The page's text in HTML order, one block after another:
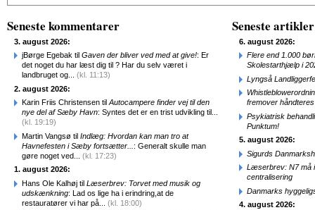
Seneste kommentarer
3. august 2026:
jBørge Egebak til Gaven der bliver ved med at give!: Er
det noget du har læst dig til ? Har du selv været i
landbruget og... (kl. 11:13)
2. august 2026:
Karin Friis Christensen til Autocampere finder vej til den
nye del af Sæby Havn: Syntes det er en trist udvikling til...
(kl. 19:19)
Martin Vangsø til Indlæg: Hvordan kan man tro at
Havnefesten i Sæby fortsætter... : Generalt skulle man
gøre noget ved... (kl. 17:23)
1. august 2026:
Hans Ole Kalhøj til Læserbrev: Torvet med musik og
udskænkning: Lad os lige ha i erindring,at de
restauratører vi har på... (kl. 18:00)
Seneste artikler
6. august 2026:
Flere end 1.000
Skolestarthjælp i
Lyngså
fremover
Psykiatrisk
Punktum!
5. august 2026:
Sigurds
Læserbrev: N7 må
centralisering
Danmarks
4. august 2026: